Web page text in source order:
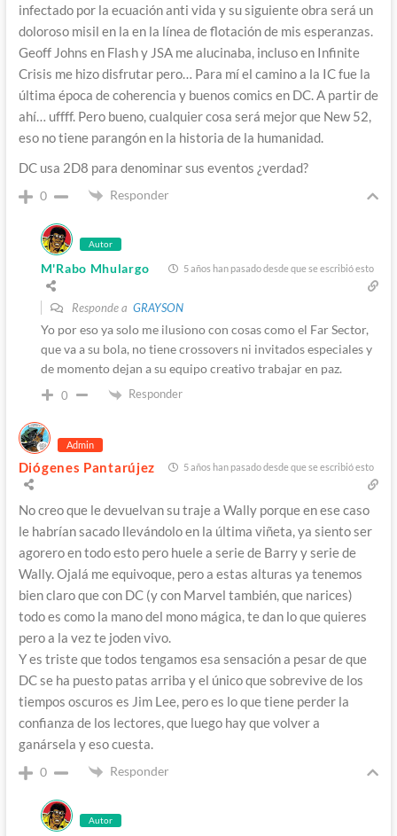
infectado por la ecuación anti vida y su siguiente obra será un
doloroso misil en la en la línea de flotación de mis esperanzas.
Geoff Johns en Flash y JSA me alucinaba, incluso en Infinite
Crisis me hizo disfrutar pero… Para mí el camino a la IC fue la
última época de coherencia y buenos comics en DC. A partir de
ahí… uffff. Pero bueno, cualquier cosa será mejor que New 52,
eso no tiene parangón en la historia de la humanidad.
DC usa 2D8 para denominar sus eventos ¿verdad?
0 Responder
Autor
M'Rabo Mhulargo 5 años han pasado desde que se escribió esto
Responde a GRAYSON
Yo por eso ya solo me ilusiono con cosas como el Far Sector,
que va a su bola, no tiene crossovers ni invitados especiales y
de momento dejan a su equipo creativo trabajar en paz.
0 Responder
Admin
Diógenes Pantarújez 5 años han pasado desde que se escribió esto
No creo que le devuelvan su traje a Wally porque en ese caso
le habrían sacado llevándolo en la última viñeta, ya siento ser
agorero en todo esto pero huele a serie de Barry y serie de
Wally. Ojalá me equivoque, pero a estas alturas ya tenemos
bien claro que con DC (y con Marvel también, que narices)
todo es como la mano del mono mágica, te dan lo que quieres
pero a la vez te joden vivo.
Y es triste que todos tengamos esa sensación a pesar de que
DC se ha puesto patas arriba y el único que sobrevive de los
tiempos oscuros es Jim Lee, pero es lo que tiene perder la
confianza de los lectores, que luego hay que volver a
ganársela y eso cuesta.
0 Responder
Autor